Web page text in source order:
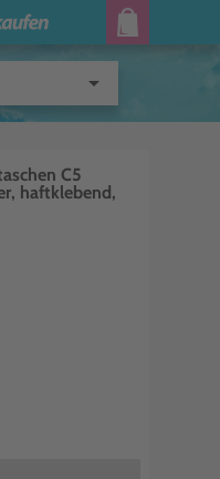
arrow_drop_down
C5
haftklebend,